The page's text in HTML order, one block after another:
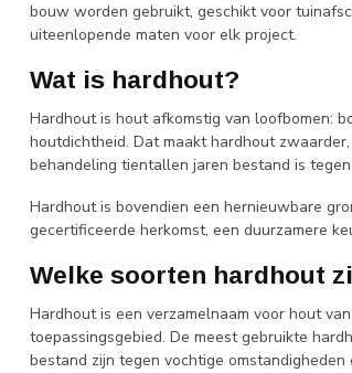
bouw worden gebruikt, geschikt voor
uiteenlopende maten voor elk project.
Wat is hardhout?
Hardhout is hout afkomstig van loofbomen:
houtdichtheid. Dat maakt hardhout
behandeling tientallen jaren bestand is
Hardhout is bovendien een hernieuwbare
gecertificeerde herkomst, een duurzamere
Welke soorten hardhout
Hardhout is een verzamelnaam voor hout
toepassingsgebied. De meest gebruikte
bestand zijn tegen vochtige